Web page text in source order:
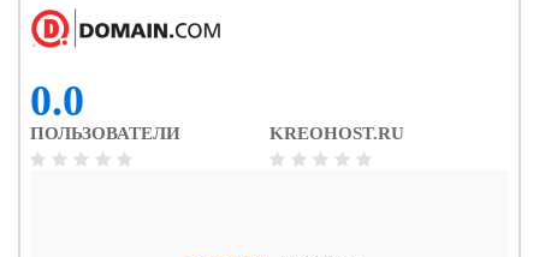
0.0
ПОЛЬЗОВАТЕЛИ KREOHOST.RU